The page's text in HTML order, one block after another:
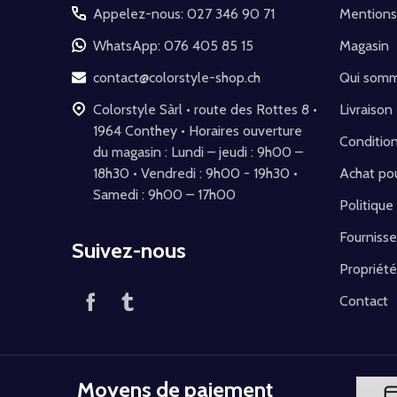
Appelez-nous: 027 346 90 71
WhatsApp: 076 405 85 15
contact@colorstyle-shop.ch
Colorstyle Sàrl • route des Rottes 8 •
1964 Conthey • Horaires ouverture
du magasin : Lundi – jeudi : 9h00 –
18h30 • Vendredi : 9h00 - 19h30 •
Samedi : 9h00 – 17h00
Suivez-nous
Magasin
Qui
Achat
Contact
Moyens de paiement